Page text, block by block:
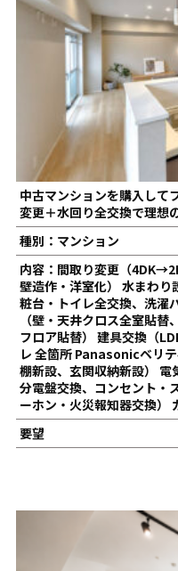
中古マンションを購入して
変更＋水回り全交換で理想
種別：マンション
内容：間取り変更（
壁造作・洋室化） 水まわ
粧台・トイレ全交換、洗濯
（壁・天井クロス全室貼
フロア貼替） 建具交換（
レ 全箇所 Panasonicベリ
棚新設、玄関収納新設） 電
分電盤交換、コンセント・
ーホン・火災報知器交換）
要望